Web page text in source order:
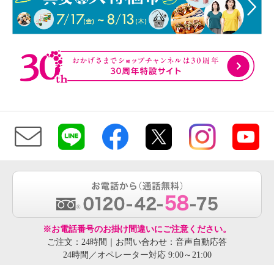
※お電話番号のお掛け間違いにご注意ください。
ご注文：24時間｜お問い合わせ：音声自動応答
24時間／オペレーター対応 9:00～21:00